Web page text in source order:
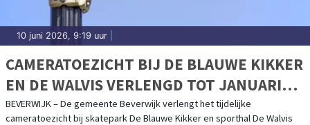
10 juni 2026, 9:19 uur
CAMERATOEZICHT BIJ DE BLAUWE KIKKER
EN DE WALVIS VERLENGD TOT JANUARI
2027
BEVERWIJK – De gemeente Beverwijk verlengt het tijdelijke
cameratoezicht bij skatepark De Blauwe Kikker en sporthal De Walvis